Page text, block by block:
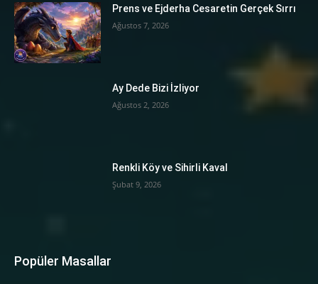
Prens ve Ejderha Cesaretin Gerçek Sırrı
Ağustos 7, 2026
Ay Dede Bizi İzliyor
Ağustos 2, 2026
Renkli Köy ve Sihirli Kaval
Şubat 9, 2026
Popüler Masallar